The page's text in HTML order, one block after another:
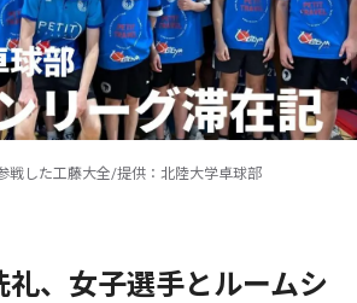
戦した工藤大全/提供：北陸大学卓球部
礼、女子選手とルームシ